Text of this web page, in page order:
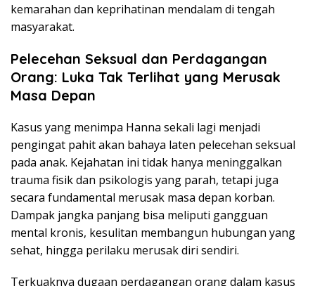
kemarahan dan keprihatinan mendalam di tengah
masyarakat.
Pelecehan Seksual dan Perdagangan
Orang: Luka Tak Terlihat yang Merusak
Masa Depan
Kasus yang menimpa Hanna sekali lagi menjadi
pengingat pahit akan bahaya laten pelecehan seksual
pada anak. Kejahatan ini tidak hanya meninggalkan
trauma fisik dan psikologis yang parah, tetapi juga
secara fundamental merusak masa depan korban.
Dampak jangka panjang bisa meliputi gangguan
mental kronis, kesulitan membangun hubungan yang
sehat, hingga perilaku merusak diri sendiri.
Terkuaknya dugaan perdagangan orang dalam kasus